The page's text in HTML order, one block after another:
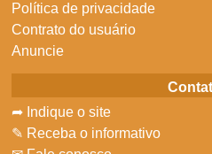
Política de privacidade
Contrato do usuário
Anuncie
➦ Indique o site
✎ Receba o informativo